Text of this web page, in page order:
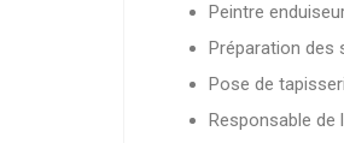
Peintre
Préparation des
Pose de
Responsable de